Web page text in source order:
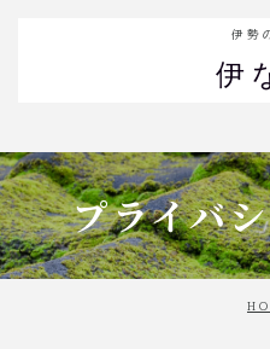
伊勢
伊
プライバ